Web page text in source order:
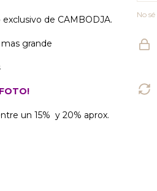
de CAMBODJA.
grande
un 15% y 20% aprox.
No